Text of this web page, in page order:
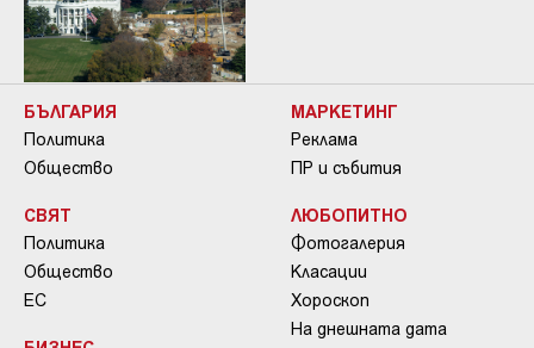
БЪЛГАРИЯ
Политика
Общество
СВЯТ
Политика
Общество
ЕС
МАРКЕТИНГ
Реклама
ПР и събития
ЛЮБОПИТНО
Фотогалерия
Класации
Хороскоп
На днешната дата